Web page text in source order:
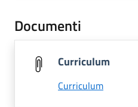
Documenti
Curriculum
Curriculum